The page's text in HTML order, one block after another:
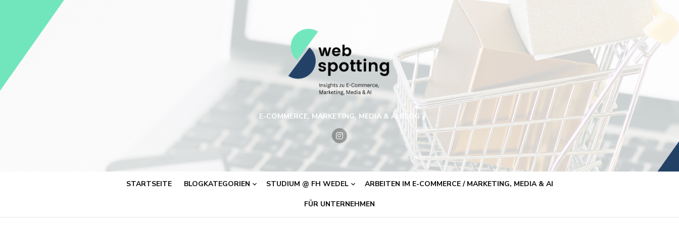
E-COMMERCE, MARKETING, MEDIA & AI BLOG
STARTSEITE BLOGKATEGORIEN STUDIUM @ FH WEDEL ARBEITEN IM E-COMMERCE / MARKETING, MEDIA & AI
FÜR UNTERNEHMEN